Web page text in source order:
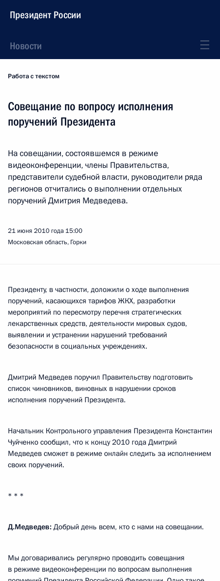
Президент России
Новости
Работа с текстом
Совещание по вопросу исполнения
поручений Президента
На совещании, состоявшемся в режиме
видеоконференции, члены Правительства,
представители судебной власти, руководители ряда
регионов отчитались о выполнении отдельных
поручений Дмитрия Медведева.
21 июня 2010 года 15:00
Московская область, Горки
Президенту, в частности, доложили о ходе выполнения
поручений, касающихся тарифов ЖКХ, разработки
мероприятий по пересмотру перечня стратегических
лекарственных средств, деятельности мировых судов,
выявлении и устранении нарушений требований
безопасности в социальных учреждениях.
Дмитрий Медведев поручил Правительству подготовить
список чиновников, виновных в нарушении сроков
исполнения поручений Президента.
Начальник Контрольного управления Президента Константин
Чуйченко сообщил, что к концу 2010 года Дмитрий
Медведев сможет в режиме онлайн следить за исполнением
своих поручений.
* * *
Д.Медведев: Добрый день всем, кто с нами на совещании.
Мы договаривались регулярно проводить совещания
в режиме видеоконференции по вопросам выполнения